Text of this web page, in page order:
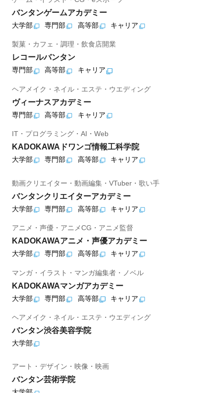
バンタンゲームアカデミー
大学部 専門部 高等部 キャリア
製菓・カフェ・調理・飲食店開業
レコールバンタン
専門部 高等部 キャリア
ヘアメイク・ネイル・エステ・ウエディング
ヴィーナスアカデミー
専門部 高等部 キャリア
IT・プログラミング・AI・Web
KADOKAWAドワンゴ情報工科学院
大学部 専門部 高等部 キャリア
動画クリエイター・動画編集・VTuber・歌い手
バンタンクリエイターアカデミー
大学部 専門部 高等部 キャリア
アニメ・声優・アニメCG・アニメ監督
KADOKAWAアニメ・声優アカデミー
大学部 専門部 高等部 キャリア
マンガ・イラスト・マンガ編集者・ノベル
KADOKAWAマンガアカデミー
大学部 専門部 高等部 キャリア
ヘアメイク・ネイル・エステ・ウエディング
バンタン渋谷美容学院
大学部
アート・デザイン・映像・映画
バンタン芸術学院